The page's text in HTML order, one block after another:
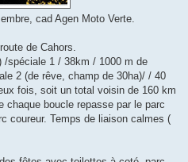
cad Agen Moto Verte.
de Cahors.
/spéciale 1 / 38km / 1000 m de
2 (de rêve, champ de 30ha)/ / 40
fois, soit un total voisin de 160 km
boucle repasse par le parc
coureur. Temps de liaison calmes (